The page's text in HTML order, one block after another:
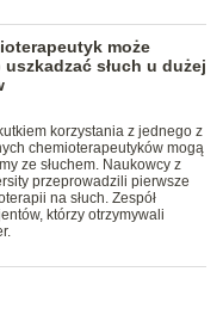
może
słuch u dużej
korzystania z jednego z
chemioterapeutyków mogą
ze słuchem. Naukowcy z
przeprowadzili pierwsze
na słuch. Zespół
którzy otrzymywali